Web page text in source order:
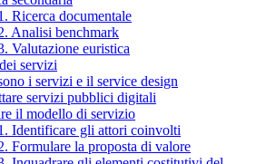
Ricerca documentale
Analisi benchmark
Valutazione euristica
servizi
i servizi e il service design
servizi pubblici digitali
il modello di servizio
Identificare gli attori coinvolti
Formulare la proposta di valore